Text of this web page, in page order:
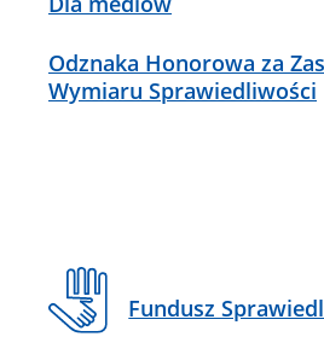
Odznaka Honorowa za
Wymiaru Sprawiedliwości
Fundusz